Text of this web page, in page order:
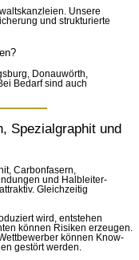
Unsere
und strukturierte
Donauwörth,
Bedarf sind auch
Spezialgraphit und
Carbonfasern,
und Halbleiter-
Gleichzeitig
wird, entstehen
können Risiken erzeugen.
können Know-
gestört werden.